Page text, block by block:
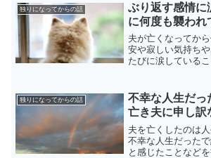
独りになってからの話
ぶり返す感情に
に何度も襲わ
夫が亡くなってか
安や寂しい気持ち
たびに涙している
独りになってからの話
不幸な人生だっ
亡き夫に申し
夫を亡くしたのは
不幸な人生だった
と感じたことなどを